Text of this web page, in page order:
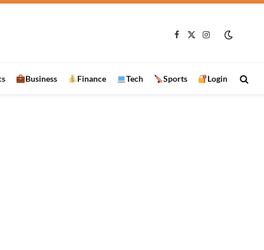
Facebook
X
Instagram
Business Finance Tech Sports Login